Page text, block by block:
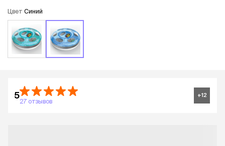
Цвет Синий
5
27 отзывов
+12